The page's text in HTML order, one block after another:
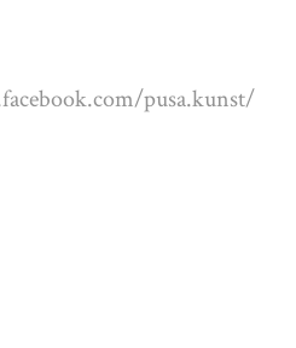
pusa.kunst/